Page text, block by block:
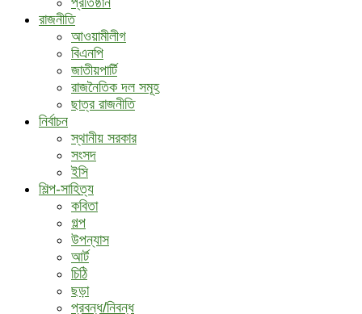
রাজনীতি
আওয়ামীলীগ
বিএনপি
জাতীয়পার্টি
রাজনৈতিক দল সমূহ
ছাত্র রাজনীতি
নির্বাচন
স্থানীয় সরকার
সংসদ
ইসি
শিল্প-সাহিত্য
কবিতা
গল্প
উপন্যাস
আর্ট
চিঠি
ছড়া
প্রবন্ধ/নিবন্ধ